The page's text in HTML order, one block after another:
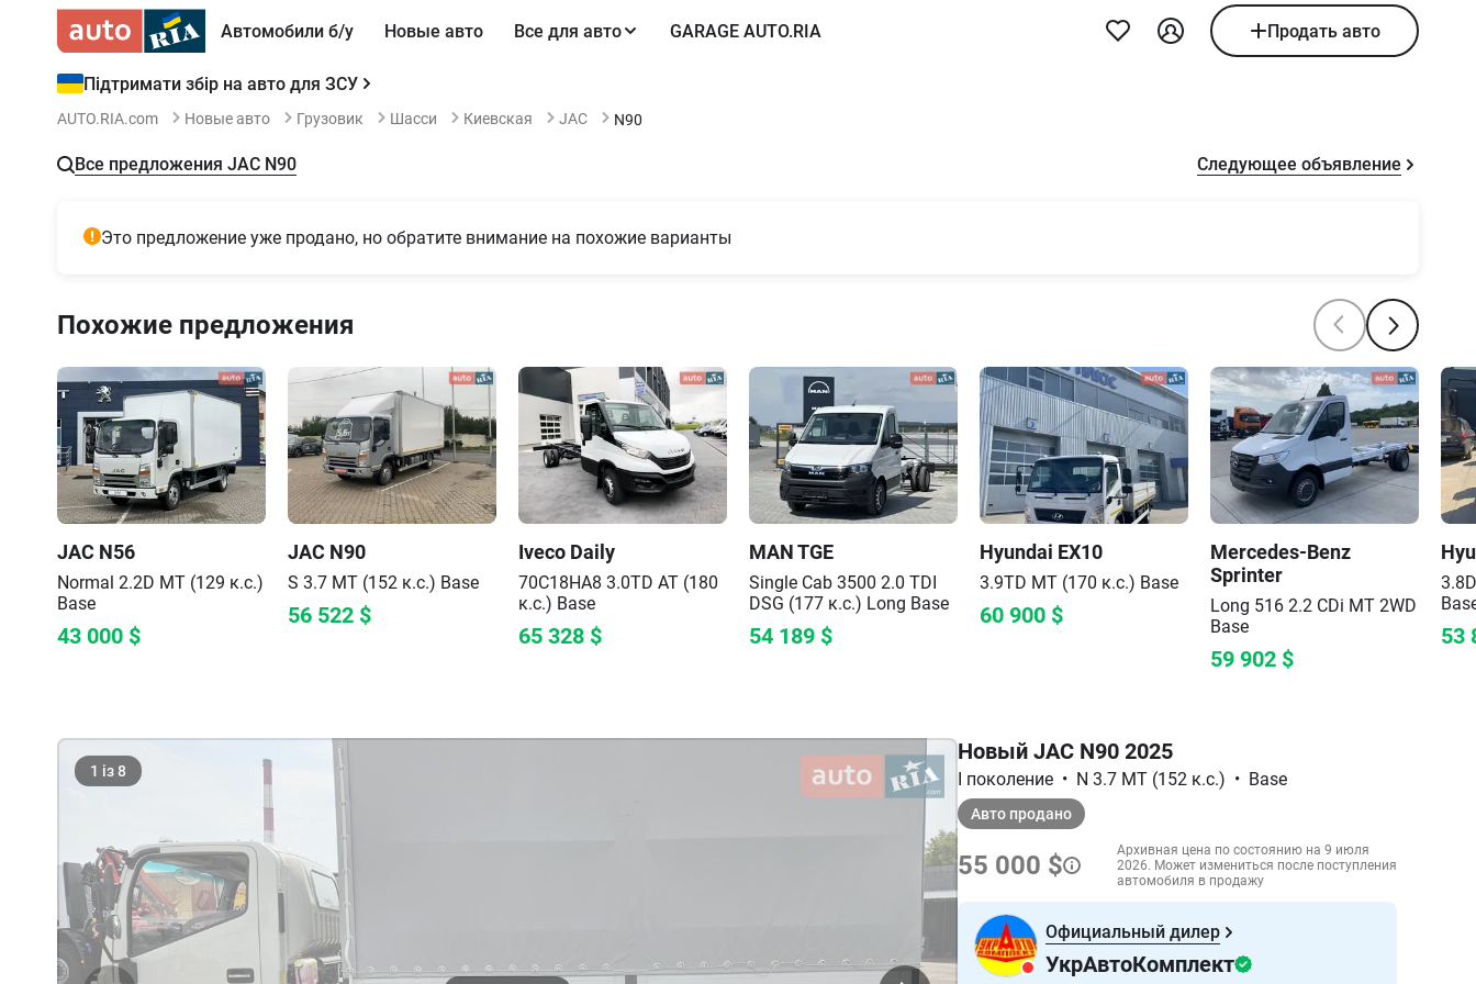
Автомобили б/у Новые авто Все для авто GARAGE AUTO.RIA Продать авто
Підтримати збір на авто для ЗСУ
AUTO.RIA.com Новые авто Грузовик Шасси Киевская JAC N90
Все предложения JAC N90 Следующее объявление
Это предложение уже продано, но обратите внимание на похожие варианты
Похожие предложения
JAC N56
Normal 2.2D MT (129 к.с.)
Base
43 000 $
JAC N90
S 3.7 MT (152 к.с.) Base
56 522 $
Iveco Daily
70C18HA8 3.0TD AT (180
к.с.) Base
65 328 $
MANTGE
Single Cab 3500 2.0 TDI
DSG (177 к.с.) Long Base
54 189 $
Hyundai EX10
3.9TD MT (170 к.с.) Base
60 900 $
Mercedes-Benz
Sprinter
Long 516 2.2 CDi MT 2WD
Base
59 902 $
53
1 із8
Новый JAC N90 2025
I поколение • N 3.7 MT (152 к.с.) • Base
Авто продано
55 000 $
Архивная цена по состоянию на 9 июля
2026. Может измениться после поступления
автомобиля в продажу
Официальный дилер
УкрАвтоКомплект